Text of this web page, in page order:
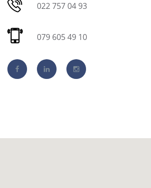
022 757 04 93
079 605 49 10